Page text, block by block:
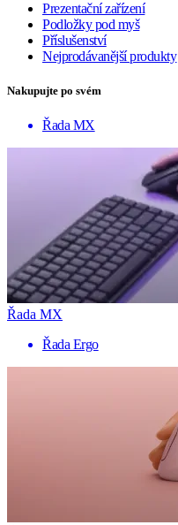
Prezentační zařízení
Podložky pod myš
Příslušenství
Nejprodávanější produkty
Nakupujte po svém
Řada MX
Řada MX
Řada Ergo